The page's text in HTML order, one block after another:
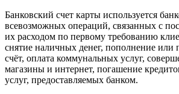
Банковский счет карты используется
всевозможных операций, связанных с
их расходом по первому требованию
снятие наличных денег, пополнение или
счёт, оплата коммунальных услуг,
магазины и интернет, погашение
услуг, предоставляемых банком.